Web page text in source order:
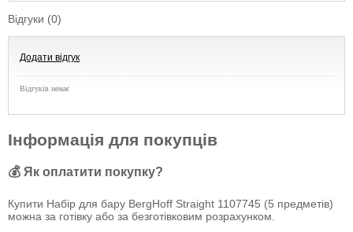
Відгуки (0)
Додати відгук
Відгуків немає
Інформація для покупців
💰 Як оплатити покупку?
Купити Набір для бару BergHoff Straight 1107745 (5 предметів)
можна за готівку або за безготівковим розрахунком.